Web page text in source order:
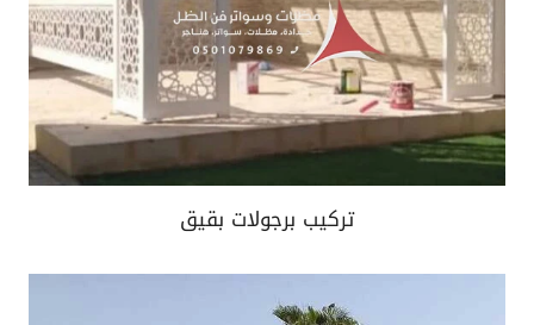
تركيب برجولات بقيق